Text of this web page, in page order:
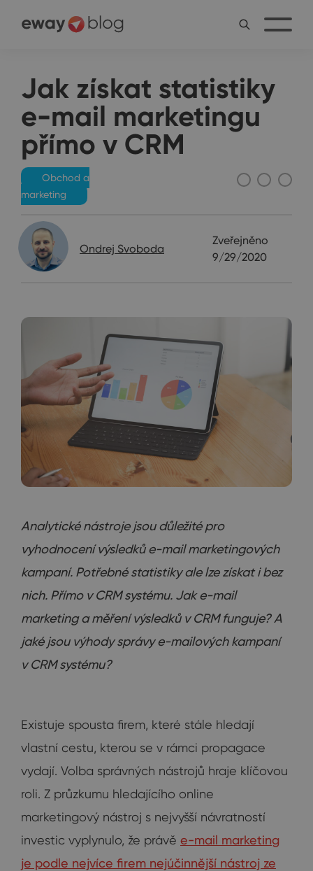
Jak získat statistiky
e-mail marketingu
přímo v CRM
Obchod a
marketing
Ondrej Svoboda
Zveřejněno
9/29/2020
Analytické nástroje jsou důležité pro
vyhodnocení výsledků e-mail marketingových
kampaní. Potřebné statistiky ale lze získat i bez
nich. Přímo v CRM systému. Jak e-mail
marketing a měření výsledků v CRM funguje? A
jaké jsou výhody správy e-mailových kampaní
v CRM systému?
Existuje spousta firem, které stále hledají
vlastní cestu, kterou se v rámci propagace
vydají. Volba správných nástrojů hraje klíčovou
roli. Z průzkumu hledajícího online
marketingový nástroj s nejvyšší návratností
investic vyplynulo, že právě e-mail marketing
je podle nejvíce firem nejúčinnější nástroj ze